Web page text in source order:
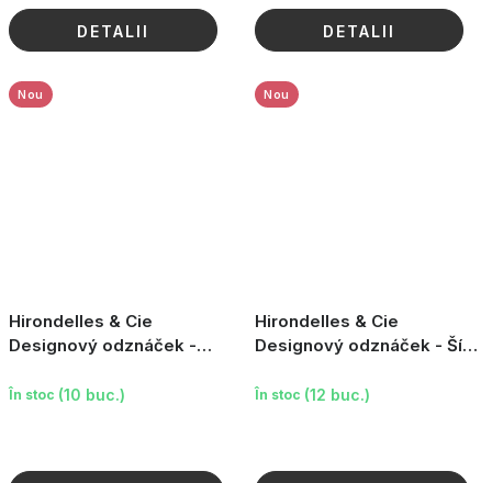
DETALII DETALII
Hirondelles & Cie
Designový odznáček -
Nou
În stoc (10 buc.)
Hirondelles & Cie
Designový odznáček - Šíp
Nou
În stoc (12 buc.)